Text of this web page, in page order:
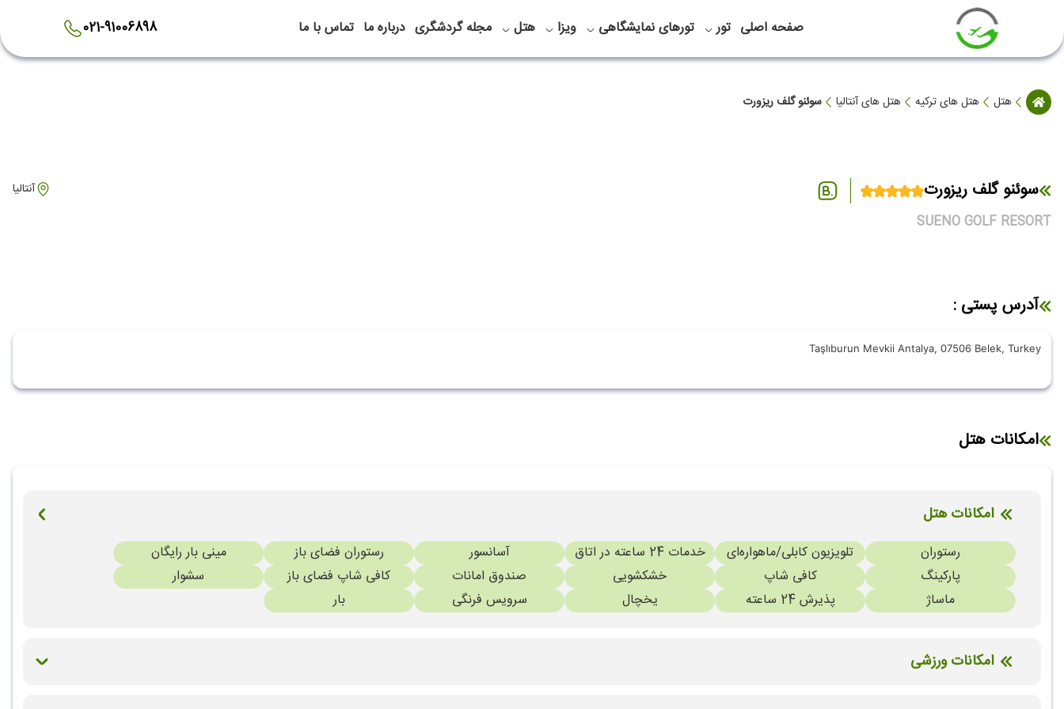
صفحه اصلی تور تورهای نمایشگاهی ویزا هتل مجله گردشگری درباره ما تماس با ما 021-91006898
هتل هتل های ترکیه هتل های آنتالیا سوئنو گلف ریزورت
سوئنو گلف ریزورت
SUENO GOLF RESORT
آنتالیا
آدرس پستی :
Taşlıburun Mevkii Antalya, 07506 Belek, Turkey
امکانات هتل
امکانات هتل
رستوران تلویزیون کابلی/ماهواره‌ای خدمات 24 ساعته در اتاق آسانسور رستوران فضای باز
مینی بار رایگان
پارکینگ
کافی شاپ خشکشویی صندوق امانات کافی شاپ فضای باز
سشوار
ماساژ
پذیرش 24 ساعته یخچال سرویس فرنگی بار
امکانات ورزشی